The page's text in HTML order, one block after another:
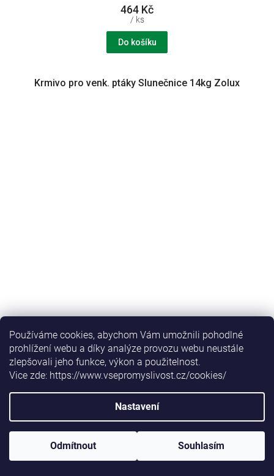
Používáme cookies, abychom Vám umožnili pohodlné
prohlížení webu a díky analýze provozu webu neustále
zlepšovali jeho funkce, výkon a použitelnost.
Vice zde: https://www.vsepromyslivost.cz/cookies/
Nastavení
Odmítnout Souhlasím
464 Kč
/ ks
Do košíku
Krmivo pro venk. ptáky Slunečnice 14kg Zolux
Na dotaz
763 Kč
/ ks